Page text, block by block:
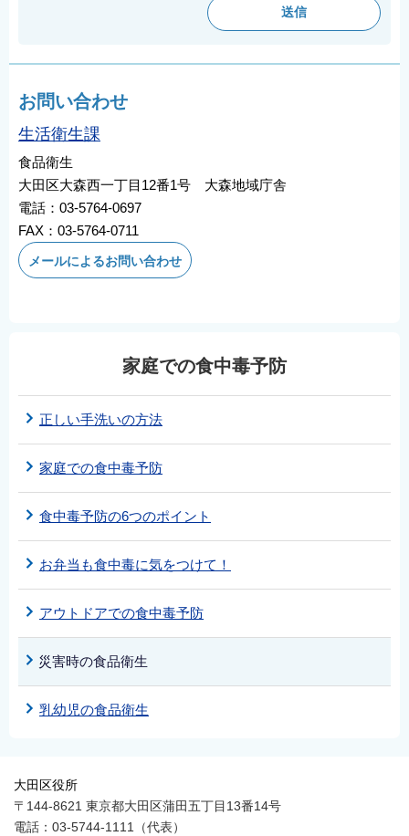
お問い合わせ
生活衛生課
食品衛生
大田区大森西一丁目12番1号 大森地域庁舎
電話：03-5764-0697
FAX：03-5764-0711
メールによるお問い合わせ
家庭での食中毒予防
正しい手洗いの方法
家庭での食中毒予防
食中毒予防の6つのポイント
お弁当も食中毒に気をつけて！
アウトドアでの食中毒予防
災害時の食品衛生
乳幼児の食品衛生
大田区役所
〒144-8621 東京都大田区蒲田五丁目13番14号
電話：03-5744-1111（代表）